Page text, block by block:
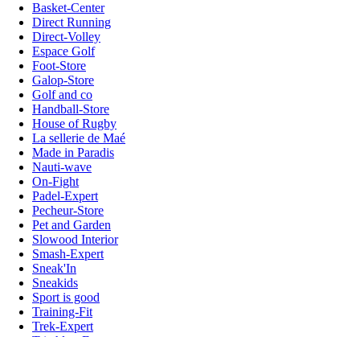
Basket-Center
Direct Running
Direct-Volley
Espace Golf
Foot-Store
Galop-Store
Golf and co
Handball-Store
House of Rugby
La sellerie de Maé
Made in Paradis
Nauti-wave
On-Fight
Padel-Expert
Pecheur-Store
Pet and Garden
Slowood Interior
Smash-Expert
Sneak'In
Sneakids
Sport is good
Training-Fit
Trek-Expert